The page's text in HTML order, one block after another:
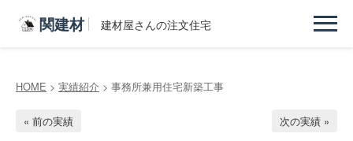
関建材 建材屋さんの注文住宅
HOME > 実績紹介 > 事務所兼用住宅新築工事
« 前の実績 次の実績 »